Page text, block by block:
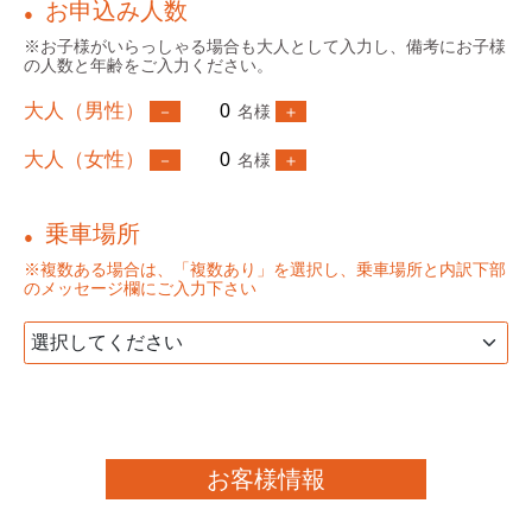
● お申込み人数
※お子様がいらっしゃる場合も大人として入力し、備考にお子様
の人数と年齢をご入力ください。
大人（男性） 名様
大人（女性） 名様
● 乗車場所
※複数ある場合は、「複数あり」を選択し、乗車場所と内訳下部
のメッセージ欄にご入力下さい
お客様情報